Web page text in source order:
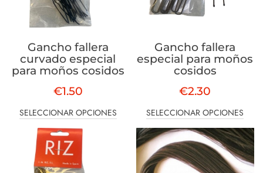
Gancho fallera
curvado especial
para moños cosidos
€1.50
SELECCIONAR OPCIONES
Gancho fallera
especial para moños
cosidos
€2.30
SELECCIONAR OPCIONES